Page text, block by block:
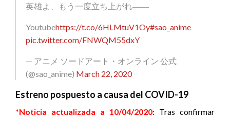
英雄よ、もう一度立ち上がれ――
Youtubehttps://t.co/6HLMtuV1Oy#sao_anime
pic.twitter.com/FNWQM55dxY
— アニメ ソードアート・オンライン 公式
(@sao_anime) March 22, 2020
Estreno pospuesto a causa del COVID-19
*Noticia actualizada a 10/04/2020: Tras confirmar